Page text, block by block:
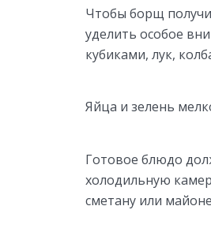
Чтобы борщ
уделить особое
кубиками, лук,
Яйца и зелень
Готовое блюдо
холодильную
сметану или